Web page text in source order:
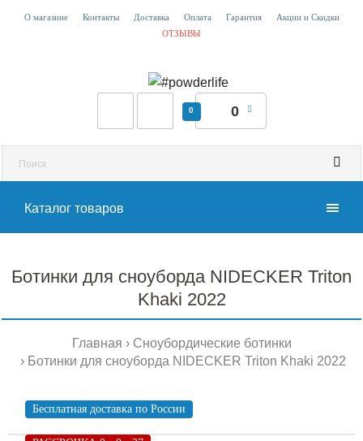
О магазине Контакты Доставка Оплата Гарантия
Акции и Скидки
ОТЗЫВЫ
0 0
Каталог товаров
Ботинки для сноуборда NIDECKER Triton
Khaki 2022
Главная
Сноубордические ботинки
Ботинки для сноуборда NIDECKER Triton Khaki 2022
Бесплатная доставка по России